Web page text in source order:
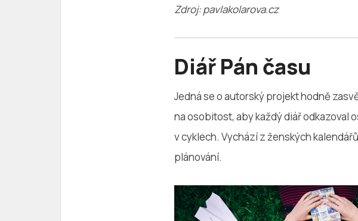
Zdroj: pavlakolarova.cz
Diář Pán času
Jedná se o autorský projekt hodně
na osobitost, aby každý diář
v cyklech. Vychází z ženských
plánování.